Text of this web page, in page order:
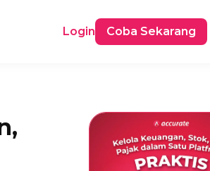
Login Coba Sekarang